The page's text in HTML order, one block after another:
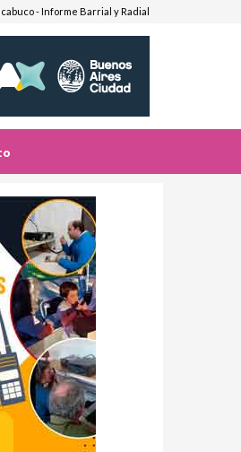
- Informe Barrial y Radial